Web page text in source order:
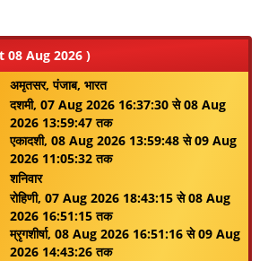
08 Aug 2026 )
अमृतसर, पंजाब, भारत
दशमी, 07 Aug 2026 16:37:30 से 08 Aug
2026 13:59:47 तक
एकादशी, 08 Aug 2026 13:59:48 से 09 Aug
2026 11:05:32 तक
शनिवार
रोहिणी, 07 Aug 2026 18:43:15 से 08 Aug
2026 16:51:15 तक
म्रृगशीर्षा, 08 Aug 2026 16:51:16 से 09 Aug
2026 14:43:26 तक